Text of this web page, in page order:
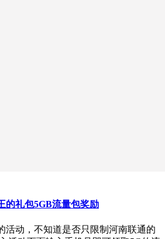
的礼包5GB流量包奖励
活动，不知道是否只限制河南联通的